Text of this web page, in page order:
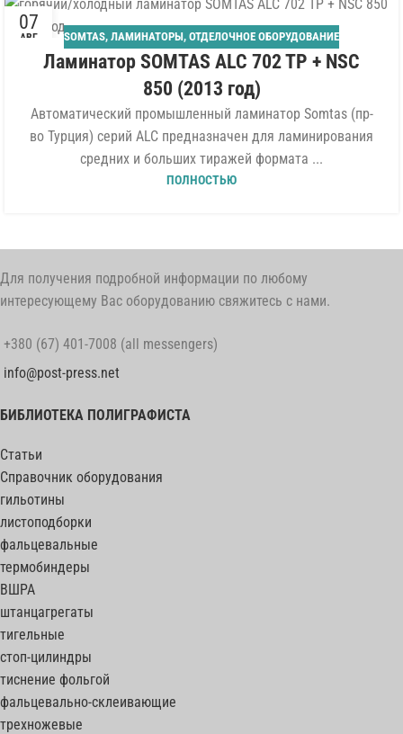
07
АВГ SOMTAS, ЛАМИНАТОРЫ, ОТДЕЛОЧНОЕ ОБОРУДОВАНИЕ
Ламинатор SOMTAS ALC 702 TP + NSC
850 (2013 год)
Автоматический промышленный ламинатор Somtas (пр-
во Турция) серий ALC предназначен для ламинирования
средних и больших тиражей формата ...
ПОЛНОСТЬЮ
Для получения подробной информации по любому
интересующему Вас оборудованию свяжитесь с нами.
+380 (67) 401-7008 (all messengers)
info@post-press.net
БИБЛИОТЕКА ПОЛИГРАФИСТА
Статьи
Справочник оборудования
гильотины
листоподборки
фальцевальные
термобиндеры
ВШРА
штанцагрегаты
тигельные
стоп-цилиндры
тиснение фольгой
фальцевально-склеивающие
трехножевые